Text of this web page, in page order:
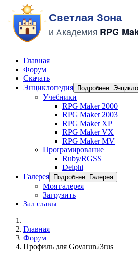
Главная
Форум
Скачать
Энциклопедия
Подробнее:
Учебники
RPG Maker 2000
RPG Maker 2003
RPG Maker XP
RPG Maker VX
RPG Maker MV
Програмирование
Ruby/RGSS
Delphi
Галерея
Подробнее: Галерея
Моя галерея
Загрузить
Зал славы
Главная
Форум
Профиль для Govarun23rus